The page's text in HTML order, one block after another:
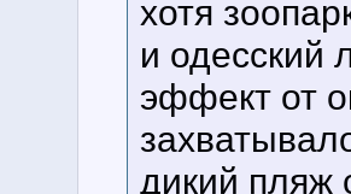
хотя
и одесский
эффект от
дикий пляж